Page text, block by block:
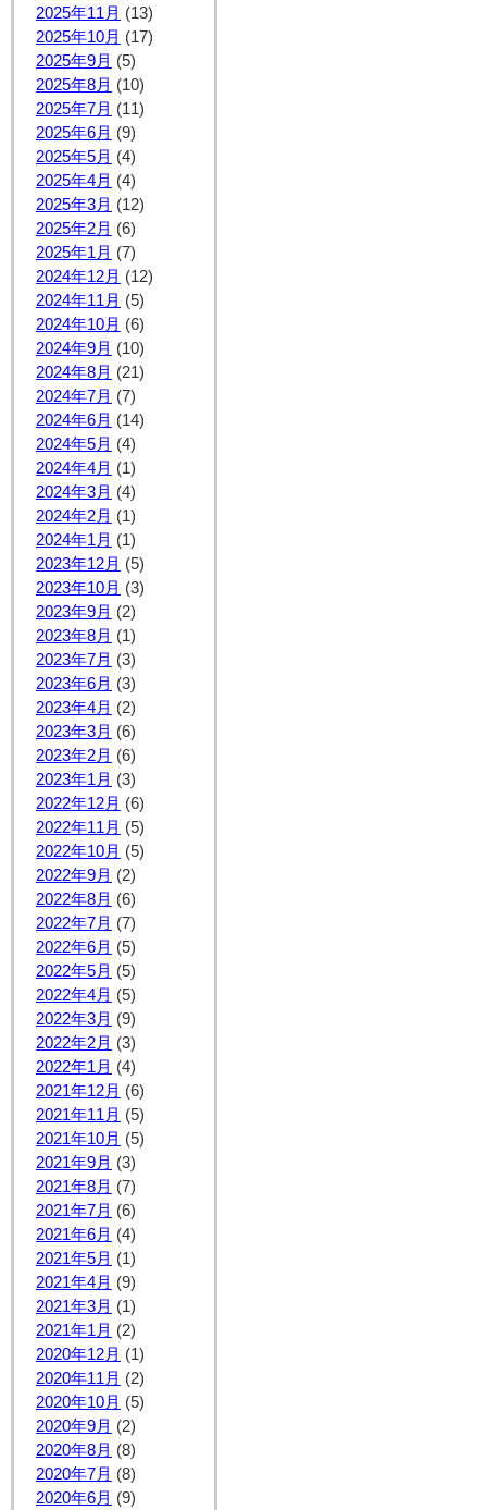
2025年11月 (13)
2025年10月 (17)
2025年9月 (5)
2025年8月 (10)
2025年7月 (11)
2025年6月 (9)
2025年5月 (4)
2025年4月 (4)
2025年3月 (12)
2025年2月 (6)
2025年1月 (7)
2024年12月 (12)
2024年11月 (5)
2024年10月 (6)
2024年9月 (10)
2024年8月 (21)
2024年7月 (7)
2024年6月 (14)
2024年5月 (4)
2024年4月 (1)
2024年3月 (4)
2024年2月 (1)
2024年1月 (1)
2023年12月 (5)
2023年10月 (3)
2023年9月 (2)
2023年8月 (1)
2023年7月 (3)
2023年6月 (3)
2023年4月 (2)
2023年3月 (6)
2023年2月 (6)
2023年1月 (3)
2022年12月 (6)
2022年11月 (5)
2022年10月 (5)
2022年9月 (2)
2022年8月 (6)
2022年7月 (7)
2022年6月 (5)
2022年5月 (5)
2022年4月 (5)
2022年3月 (9)
2022年2月 (3)
2022年1月 (4)
2021年12月 (6)
2021年11月 (5)
2021年10月 (5)
2021年9月 (3)
2021年8月 (7)
2021年7月 (6)
2021年6月 (4)
2021年5月 (1)
2021年4月 (9)
2021年3月 (1)
2021年1月 (2)
2020年12月 (1)
2020年11月 (2)
2020年10月 (5)
2020年9月 (2)
2020年8月 (8)
2020年7月 (8)
2020年6月 (9)